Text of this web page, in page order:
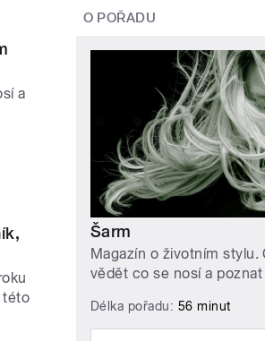
a
této
O POŘADU
Šarm
Magazín o životním
vědět co se nosí a
Délka pořadu: 56 minut